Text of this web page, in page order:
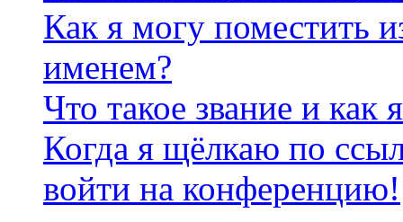
Как я могу поместить
именем?
Что такое звание и как
Когда я щёлкаю по
войти на конференцию!